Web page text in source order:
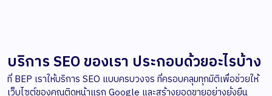
บริการ SEO ของเรา ประกอบด้วยอะไรบ้าง
ที่ BEP เราให้บริการ SEO แบบครบวงจร ที่ครอบคลุมทุกมิติเพื่อช่วยให้
เว็บไซต์ของคุณติดหน้าแรก Google และสร้างยอดขายอย่างยั่งยืน